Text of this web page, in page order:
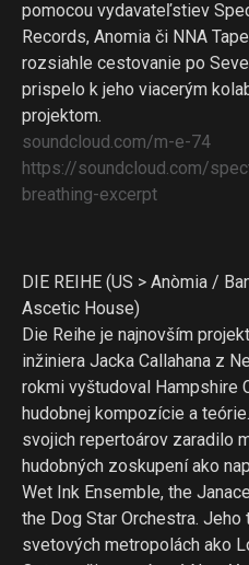
pomocou vydavateľstiev
Records, Anomia či NNA
rozsiahle cestovanie po
prispelo k jeho viacerým
projektom.
soundcloud.com/m-e-74
https://soundcloud.com/
breathing-excerpt
DIE REIHE (US > Anòmia /
Ascetic House)
Die Reihe je najnovším
inžiniera Jacka Callahana z
rokmi vyštudoval Hampshire
hudobnej kompozície a
svojich repertoárov zaradilo
hudobných zoskupení ako
Wet Ink Ensemble, the
the Dog Star Orchestra.
svetových metropolách ako